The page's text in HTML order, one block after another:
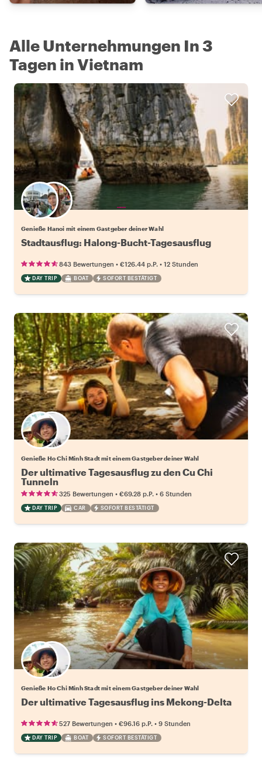
Alle Unternehmungen In 3
Tagen in Vietnam
Wähle deinen Lieblingsgastgeber
Genieße Hanoi mit einem Gastgeber deiner Wahl
Stadtausflug: Halong-Bucht-Tagesausflug
843 Bewertungen • €126.44 p.P. • 12 Stunden
DAY TRIP BOAT SOFORT BESTÄTIGT
Wähle deinen Lieblingsgastgeber
Genieße Ho Chi Minh Stadt mit einem Gastgeber deiner Wahl
Der ultimative Tagesausflug zu den Cu Chi
Tunneln
325 Bewertungen • €69.28 p.P. • 6 Stunden
DAY TRIP CAR SOFORT BESTÄTIGT
Wähle deinen Lieblingsgastgeber
Genieße Ho Chi Minh Stadt mit einem Gastgeber deiner Wahl
Der ultimative Tagesausflug ins Mekong-Delta
527 Bewertungen • €96.16 p.P. • 9 Stunden
DAY TRIP BOAT SOFORT BESTÄTIGT